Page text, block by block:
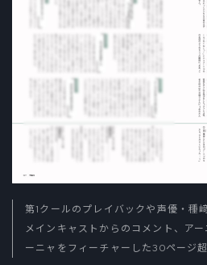
第1クールのプレイバックや声優・種
メインキャストからのコメント、ア
ーニャをフィーチャーした30ページ